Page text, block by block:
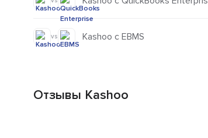
vs Kashoo с EBMS
Отзывы Kashoo